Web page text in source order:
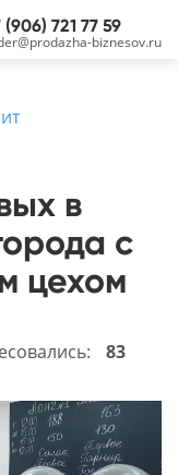
(906) 721 77 59
biznesov.ru
в
с
цехом
83